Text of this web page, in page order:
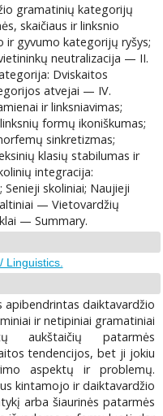
gramatinių kategorijų
skaičiaus ir linksnio
ir gyvumo kategorijų ryšys;
neutralizacija — II.
Dviskaitos
atvejai — IV.
ir linksniavimas;
formų ikoniškumas;
sinkretizmas;
klasių stabilumas ir
integracija:
skoliniai; Naujieji
— Vietovardžių
— Summary.
Linguistics.
daiktavardžio
ir netipiniai gramatiniai
aukštaičių patarmės
tendencijos, bet ji jokiu
aspektų ir problemų.
kintamojo ir daiktavardžio
arba šiaurinės patarmės